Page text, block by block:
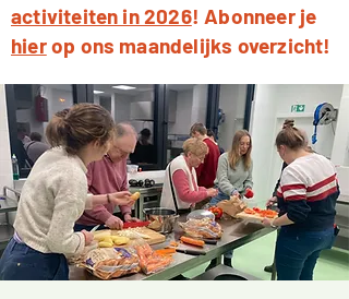
activiteiten in 2026! Abonneer je
hierop ons maandelijks overzicht!